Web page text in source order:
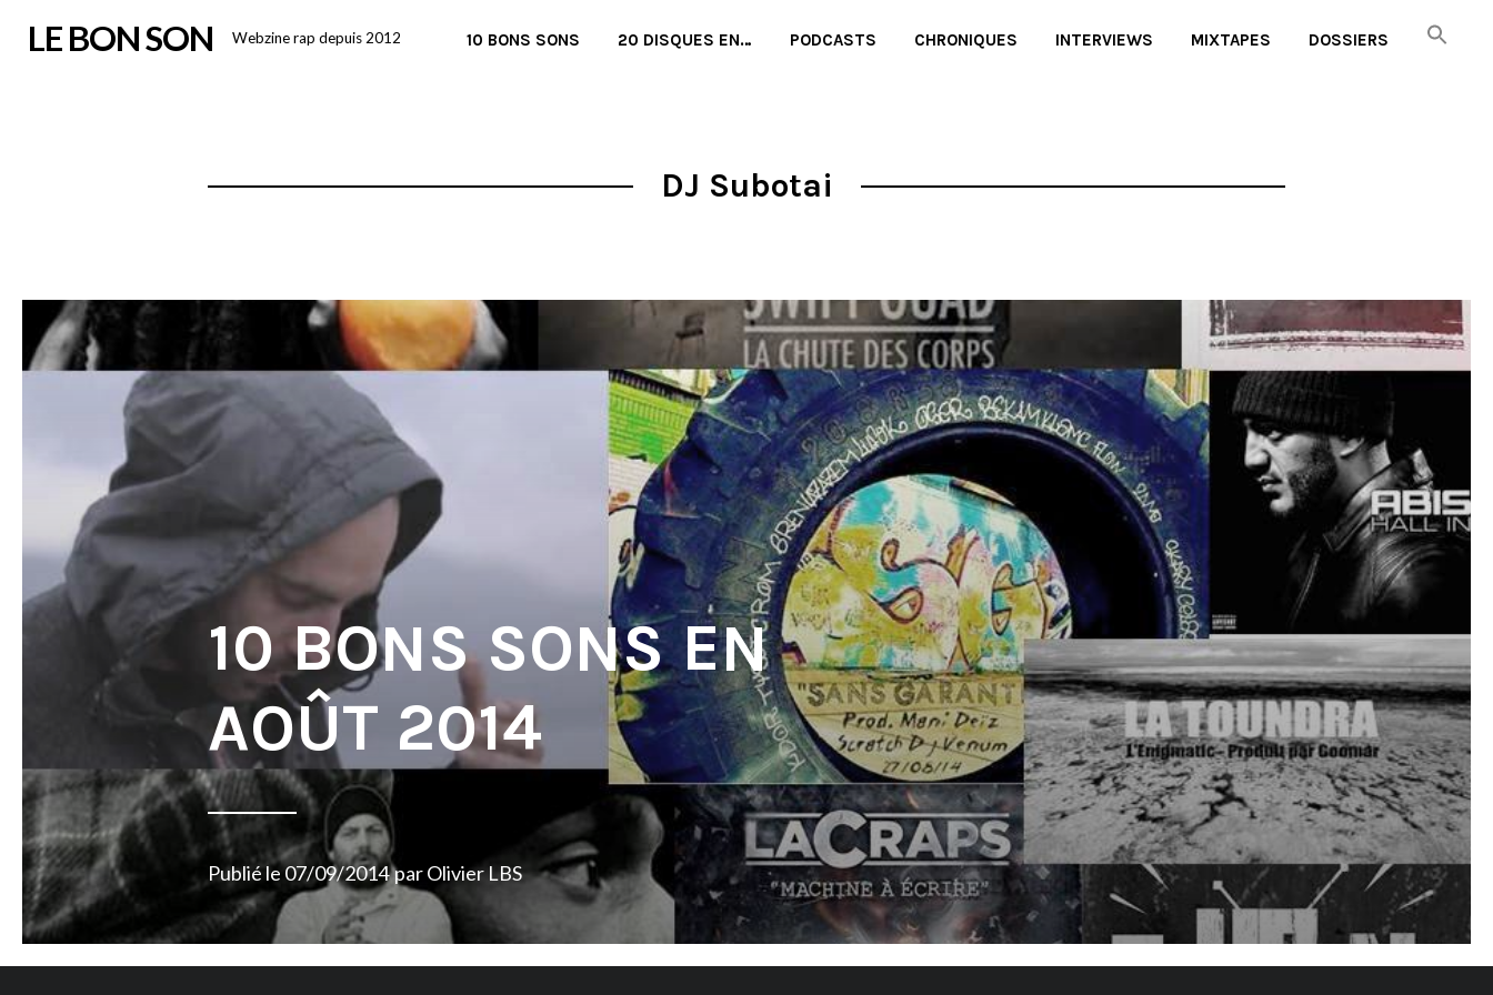
LE BON SON Webzine rap depuis 2012 10 BONS SONS 20 DISQUES EN… PODCASTS CHRONIQUES INTERVIEWS MIXTAPES DOSSIERS
DJ Subotai
10 BONS SONS EN
AOÛT 2014
Publié le07/09/2014 parOlivier LBS